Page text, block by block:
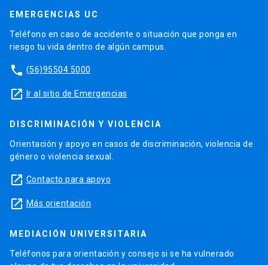
EMERGENCIAS UC
Teléfono en caso de accidente o situación que ponga en
riesgo tu vida dentro de algún campus.
phone (56)95504 5000
launch Ir al sitio de Emergencias
DISCRIMINACIÓN Y VIOLENCIA
Orientación y apoyo en casos de discriminación, violencia de
género o violencia sexual.
launch Contacto para apoyo
launch Más orientación
MEDIACIÓN UNIVERSITARIA
Teléfonos para orientación y consejo si se ha vulnerado